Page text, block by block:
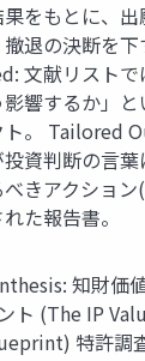
をもとに、
撤退の決断を
文献リスト
影響するか」
ト。 Tailored
投資判断の言
きアクショ
た報告書。
知財価
ト (The IP
特許調